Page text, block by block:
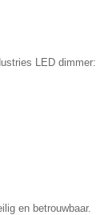
LED dimmer:
en betrouwbaar.